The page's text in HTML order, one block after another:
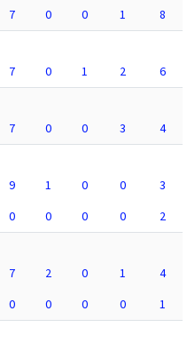
7 0 0 1
8
7 0 1 2
6
7 0 0 3
4
9 1 0 0
3
0 0 0 0
2
7 2 0 1
4
0 0 0 0
1